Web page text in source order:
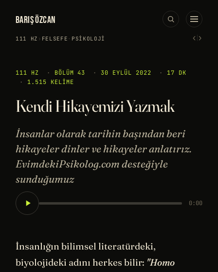
BARIŞ ÖZCAN
111 HZ › FELSEFE · PSIKOLOJI ‹›
111 HZ · BÖLÜM 43 · 30 EYLÜL 2022 ·
17 DK
·
1.515 KELIME
Kendi Hikayemizi Yazmak
İnsanlar olarak tarihin başından beri
hikayeler dinler ve hikayeler anlatırız.
EvimdekiPsikolog.com desteğiyle
sunduğumuz
0:00
İnsanlığın bilimsel literatürdeki,
biyolojideki adını herkes bilir: "Homo